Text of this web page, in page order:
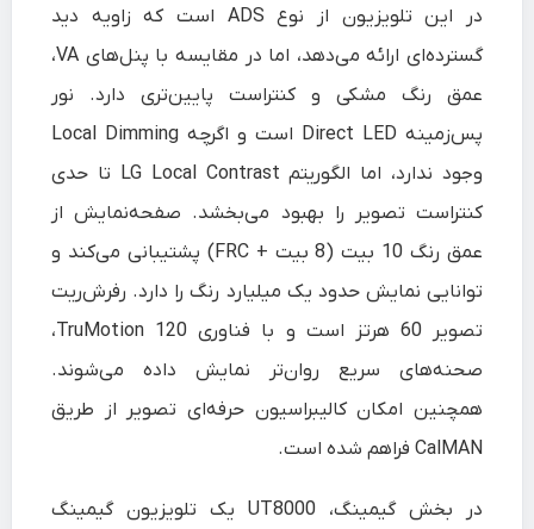
در این تلویزیون از نوع ADS است که زاویه دید
گسترده‌ای ارائه می‌دهد، اما در مقایسه با پنل‌های VA،
عمق رنگ مشکی و کنتراست پایین‌تری دارد. نور
پس‌زمینه Direct LED است و اگرچه Local Dimming
وجود ندارد، اما الگوریتم LG Local Contrast تا حدی
کنتراست تصویر را بهبود می‌بخشد. صفحه‌نمایش از
عمق رنگ 10 بیت (8 بیت + FRC) پشتیبانی می‌کند و
توانایی نمایش حدود یک میلیارد رنگ را دارد. رفرش‌ریت
تصویر 60 هرتز است و با فناوری TruMotion 120،
صحنه‌های سریع روان‌تر نمایش داده می‌شوند.
همچنین امکان کالیبراسیون حرفه‌ای تصویر از طریق
CalMAN فراهم شده است.
در بخش گیمینگ، UT8000 یک تلویزیون گیمینگ